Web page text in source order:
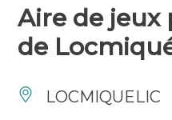
Aire de
de
LOCMIQUELIC